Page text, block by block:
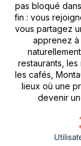
pas bloqué
fin : vous
vous partagez
apprenez à
restaurants,
les cafés,
lieux où une
devenir